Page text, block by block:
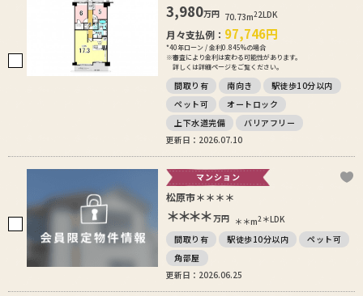
3,980万円 70.73m22LDK
月々支払例： 97,746円
*40年ローン / 金利0.845%の場合
※審査により金利は変わる可能性があります。
詳しくは詳細ページをご覧ください。
間取り有 南向き
駅徒歩10分以内
ペット可
オートロック
上下水道完備
バリアフリー
更新日：2026.07.10
マンション
松原市＊＊＊＊
＊＊＊＊ 万円 ＊＊m2＊LDK
間取り有
駅徒歩10分以内
ペット可
角部屋
更新日：2026.06.25